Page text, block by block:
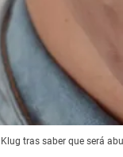
tras saber que será